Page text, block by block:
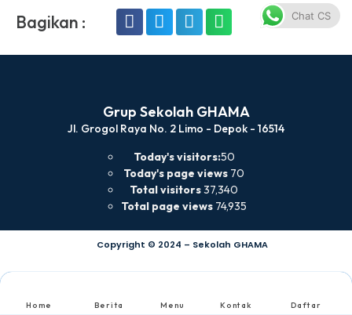
Bagikan :
Grup Sekolah GHAMA
Jl. Grogol Raya No. 2 Limo - Depok - 16514
Today's visitors:50
Today's page views 70
Total visitors37,340
Total page views 74,935
Copyright © 2024 – Sekolah GHAMA
Home Berita Menu Kontak Daftar
Chat CS